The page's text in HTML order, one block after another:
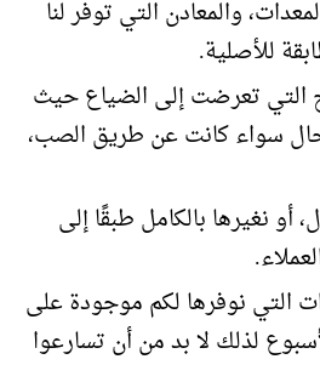
والمعادن التي توفر لنا
للأصلية.
التي تعرضت إلى الضياع حيث
سواء كانت عن طريق الصب،
أو نغيرها بالكامل طبقًا إلى
التي نوفرها لكم موجودة على
لذلك لا بد من أن تسارعوا